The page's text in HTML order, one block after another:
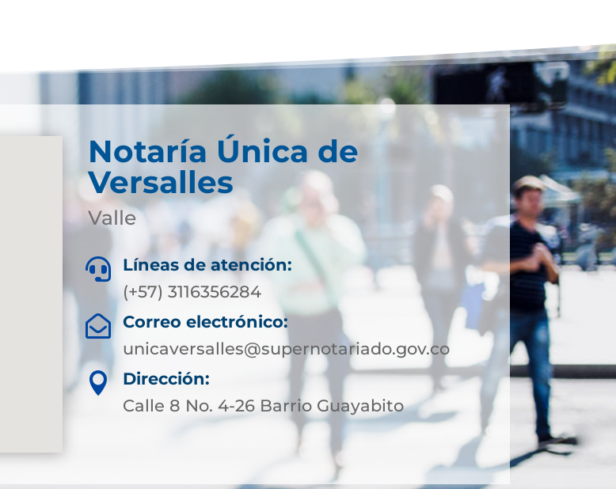
Notaría Única de
Versalles
Valle

Líneas de atención:
(+57) 3116356284

Correo electrónico:
unicaversalles@supernotariado.gov.co

Dirección:
Calle 8 No. 4-26 Barrio Guayabito